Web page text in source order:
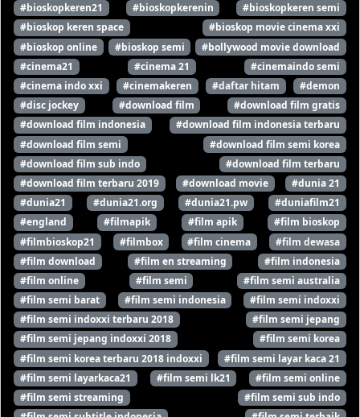
#bioskopkeren21 #bioskopkerenin
#bioskopkeren semi
#bioskop keren space
#bioskop movie cinema xxi
#bioskop online
#bioskop semi
#bollywood movie download
#cinema21
#cinema 21
#cinemaindo semi
#cinema indo xxi
#cinemakeren #daftar hitam
#demon
#disc jockey
#download film
#download film gratis
#download film indonesia
#download film indonesia terbaru
#download film semi
#download film semi korea
#download film sub indo
#download film terbaru
#download film terbaru 2019
#download movie
#dunia 21
#dunia21
#dunia21.org #dunia21.pw
#duniafilm21
#england
#filmapik #film apik
#film bioskop
#filmbioskop21
#filmbox #film cinema
#film dewasa
#film download
#film en streaming
#film indonesia
#film online
#film semi
#film semi australia
#film semi barat
#film semi indonesia
#film semi indoxxi
#film semi indoxxi terbaru 2018
#film semi jepang
#film semi jepang indoxxi 2018
#film semi korea
#film semi korea terbaru 2018 indoxxi
#film semi layar kaca 21
#film semi layarkaca21
#film semi lk21
#film semi online
#film semi streaming
#film semi sub indo